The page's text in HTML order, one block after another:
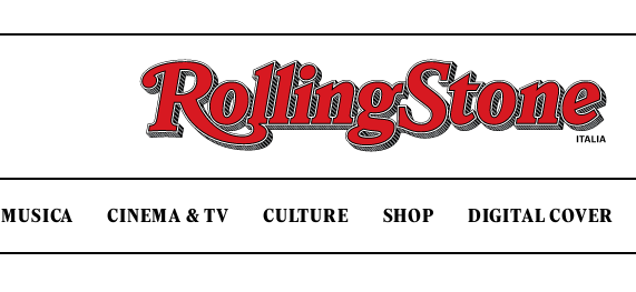
Rolling Stone Italia
MUSICA CINEMA & TV CULTURE SHOP DIGITAL COVER